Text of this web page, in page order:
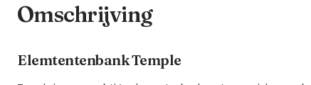
Omschrijving
Elemtentenbank Temple